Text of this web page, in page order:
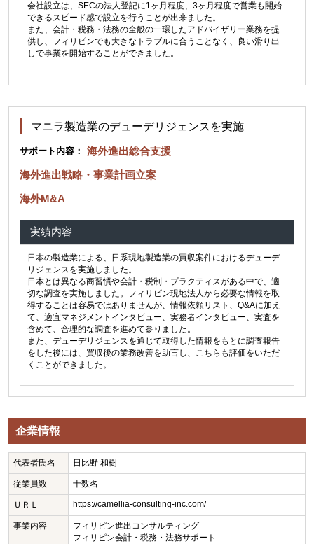
会社設立は、SECの法人登記に1ヶ月程度、3ヶ月程度で営業も開始
できるスピード感で設立を行うことが出来ました。
また、会計・税務・法務の全般の一環したアドバイザリー業務を提
供し、フィリピンでも大きなトラブルに合うことなく、良い滑り出
しで事業を開始することができました。
マニラ製造業のデューデリジェンスを実施
サポート内容：
海外進出総合支援
海外進出戦略・事業計画立案
海外M&A
実績内容
日本の製造業による、日系現地製造業の買収案件におけるデューデ
リジェンスを実施しました。
日本とは異なる商習慣や会計・税制・プラクティスがある中で、適
切な調査を実施しました。フィリピン現地法人から必要な情報を取
得することは容易ではありませんが、情報依頼リスト、Q&Aに加え
て、適宜マネジメントインタビュー、実務者インタビュー、実査を
含めて、合理的な調査を進めて参りました。
また、デューデリジェンスを通じて取得した情報をもとに調査報告
をした後には、買収後の業務改善を助言し、こちらも評価をいただ
くことができました。
企業情報
代表者氏名 日比野 和樹
従業員数 十数名
ＵＲＬ https://camellia-consulting-inc.com/
事業内容
フィリピン進出コンサルティング
フィリピン会計・税務・法務サポート